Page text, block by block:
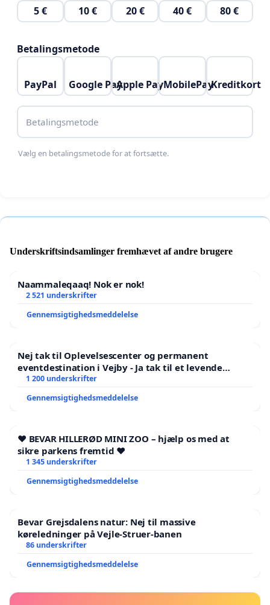
5 €
10 € 20 € 40 € 80 €
Betalingsmetode
PayPal Google PayApple PayMobilePayKreditkort
Betalingsmetode
Vælg en betalingsmetode for at fortsætte.
Underskriftsindsamlinger fremhævet af andre brugere
Naammaleqaaq! Nok er nok!
2 521 underskrifter
Gennemsigtighedsmeddelelse
Nej tak til Oplevelsescenter og permanent
eventdestination i Vejby - Ja tak til et levende
lokalområde i balance
1 200 underskrifter
Gennemsigtighedsmeddelelse
❤️ BEVAR HILLERØD MINI ZOO – hjælp os med at
sikre parkens fremtid ❤️
1 345 underskrifter
Gennemsigtighedsmeddelelse
Bevar Grejsdalens natur: Nej til massive
køreledninger på Vejle-Struer-banen
86 underskrifter
Gennemsigtighedsmeddelelse